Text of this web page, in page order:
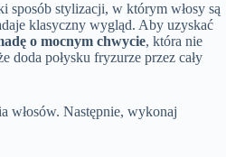
sposób stylizacji, w którym włosy są
klasyczny wygląd. Aby uzyskać
o mocnym chwycie, która nie
doda połysku fryzurze przez cały
włosów. Następnie, wykonaj